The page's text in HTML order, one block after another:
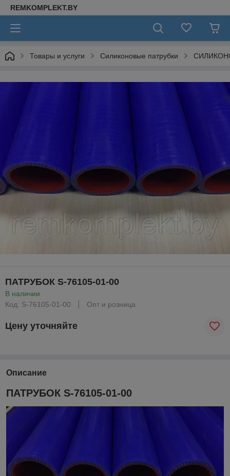
REMKOMPLEKT.BY
Товары и услуги Силиконовые патрубки
ПАТРУБОК S-76105-01-00
В наличии
Код: S-76105-01-00
Опт и розница
Цену уточняйте
Описание
ПАТРУБОК S-76105-01-00